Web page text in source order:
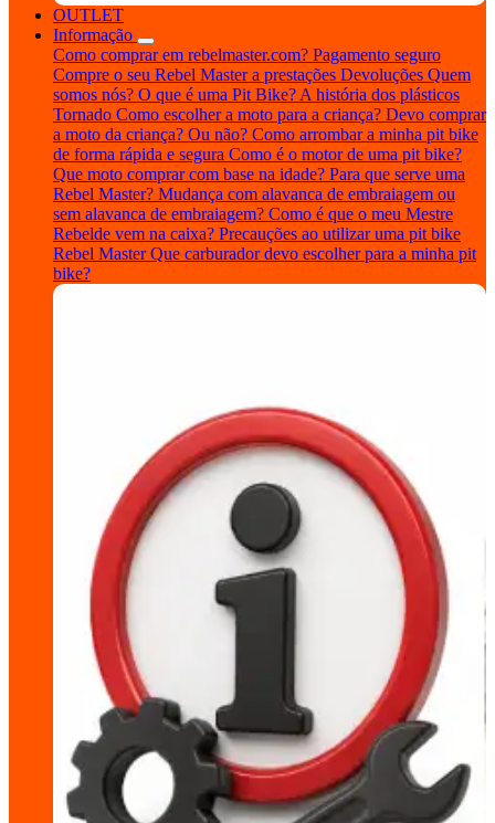
OUTLET
Informação
Como comprar em rebelmaster.com? Pagamento seguro
Compre o seu Rebel Master a prestações Devoluções Quem
somos nós? O que é uma Pit Bike? A história dos plásticos
Tornado Como escolher a moto para a criança? Devo comprar
a moto da criança? Ou não? Como arrombar a minha pit bike
de forma rápida e segura Como é o motor de uma pit bike?
Que moto comprar com base na idade? Para que serve uma
Rebel Master? Mudança com alavanca de embraiagem ou
sem alavanca de embraiagem? Como é que o meu Mestre
Rebelde vem na caixa? Precauções ao utilizar uma pit bike
Rebel MasterQue carburador devo escolher para a minha pit
bike?